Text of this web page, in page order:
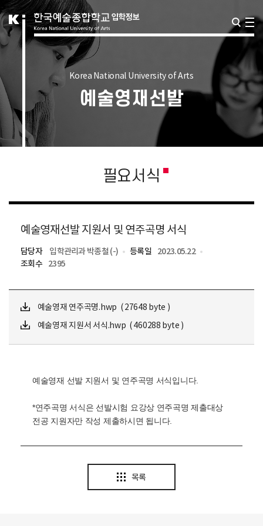
Korea National University of Arts
예술영재선발
필요서식
예술영재선발 지원서 및 연주곡명 서식
담당자 입학관리과 박종철 (-) 등록일
2023.05.22
조회수
2395
예술영재 연주곡명.hwp ( 27648 byte )
예술영재 지원서 서식.hwp ( 460288 byte )
예술영재 선발 지원서 및 연주곡명 서식입니다.
*연주곡명 서식은 선발시험 요강상 연주곡명 제출대상
전공 지원자만 작성 제출하시면 됩니다.
목록